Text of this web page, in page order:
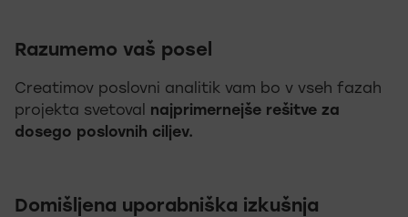
Razumemo vaš posel
Creatimov poslovni analitik vam bo v vseh fazah
projekta svetoval najprimernejše rešitve za
dosego poslovnih ciljev.
Domišljena uporabniška izkušnja